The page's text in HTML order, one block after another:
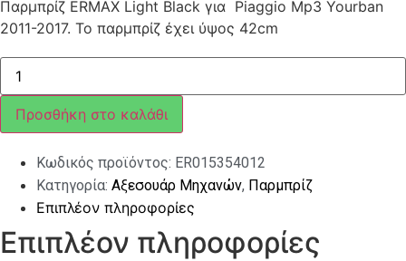
Παρμπρίζ ERMAX Light Black για Piaggio Mp3 Yourban
2011-2017. Το παρμπρίζ έχει ύψος 42cm
ΠΑΡΜΠΡΙΖ
ERMAX
MP3
YOURBAN
2011-
17
LIGHT
BLACK
ποσότητα
Προσθήκη στο καλάθι
Κωδικός προϊόντος: ER015354012
Κατηγορία: Αξεσουάρ Μηχανών, Παρμπρίζ
Επιπλέον πληροφορίες
Επιπλέον πληροφορίες